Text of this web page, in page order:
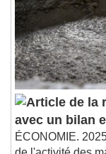
avec un bilan
ÉCONOMIE.